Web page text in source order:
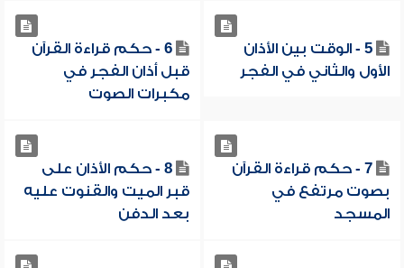
5 - الوقت بين الأذان
الأول والثاني في الفجر
6 - حكم قراءة القرآن
قبل أذان الفجر في
مكبرات الصوت
7 - حكم قراءة القرآن
بصوت مرتفع في
المسجد
8 - حكم الأذان على
قبر الميت والقنوت عليه
بعد الدفن